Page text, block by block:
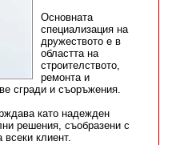
Основната
специализация на
дружеството е в
областта на
строителството,
ремонта и
сгради и съоръжения.
като надежден
решения, съобразени с
всеки клиент.